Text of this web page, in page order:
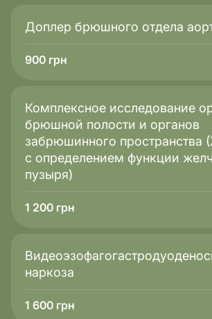
механизмы заболевания без
иммуносорбентный анализ является
обследования.
Доплер брюшного отдела
900 грн
Комплексное исследование
брюшной полости и органов
забрюшинного
с определением функции
пузыря)
1 200 грн
наркоза
1 600 грн